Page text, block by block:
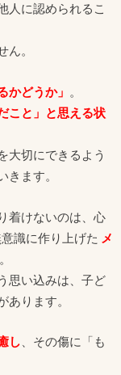
人に認められるこ
。
かどうか」 。
こと」と思える状
大切にできるよう
ます。
着けないのは、心
識に作り上げた メ
思い込みは、子ど
ります。
し 、その傷に「も